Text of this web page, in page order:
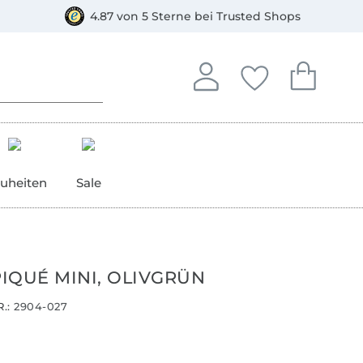
4.87 von 5 Sterne bei Trusted Shops
Anmelden
In deinem Konto
Deine
Du hast keine
Dein
Du hast
Sale
MINI, OLIVGRÜN
2904-027